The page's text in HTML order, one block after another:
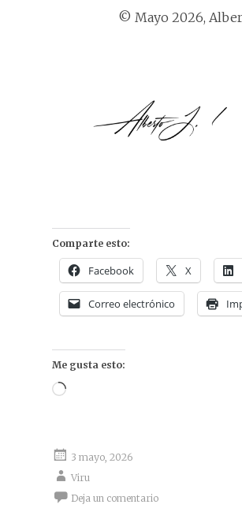
© Mayo 2026,
Comparte esto:
Facebook X
Correo electrónico
Me gusta esto:
Cargando...
3 mayo, 2026
Viru
Deja un comentario